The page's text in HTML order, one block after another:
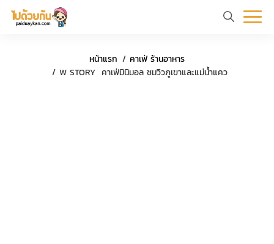
แรกท่อง เที่ยว
หน้าแรก
คาเฟ่ ร้านอาหาร
W STORY คาเฟ่มินิมอล ชมวิวภูเขาและแม่น้ำแคว